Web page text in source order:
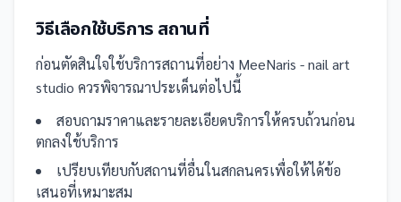
วิธีเลือกใช้บริการ สถานที่
ก่อนตัดสินใจใช้บริการสถานที่อย่าง MeeNaris - nail art
studio ควรพิจารณาประเด็นต่อไปนี้
สอบถามราคาและรายละเอียดบริการให้ครบถ้วนก่อน
ตกลงใช้บริการ
เปรียบเทียบกับสถานที่อื่นในสกลนครเพื่อให้ได้ข้อ
เสนอที่เหมาะสม